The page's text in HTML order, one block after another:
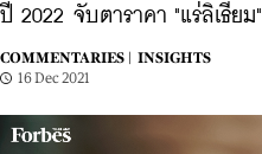
ปี 2022 จับตาราคา "แร่ลิเธียม"
COMMENTARIES |
INSIGHTS
16 Dec 2021